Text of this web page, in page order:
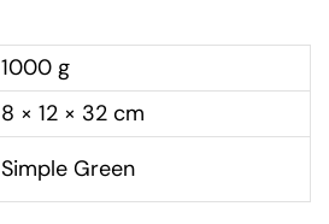
1000 g
8 × 12 × 32 cm
Simple Green